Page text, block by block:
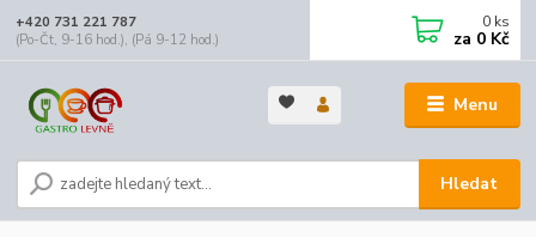
Menu
Hledat
+420 731 221 787
(Po-Čt, 9-16 hod.), (Pá 9-12 hod.)
0 ks
za 0 Kč